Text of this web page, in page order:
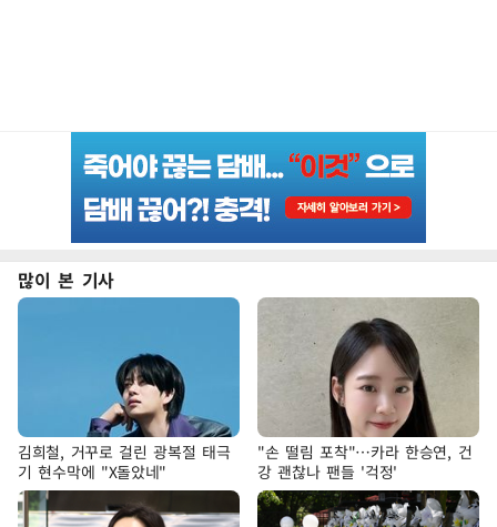
많이 본 기사
김희철, 거꾸로 걸린 광복절 태극
기 현수막에 "X돌았네"
"손 떨림 포착"…카라 한승연, 건
강 괜찮나 팬들 '걱정'